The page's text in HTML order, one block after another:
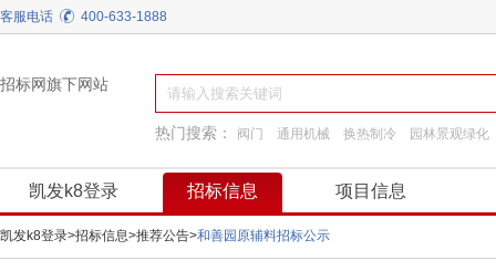
客服电话 400-633-1888
招标网旗下网站
热门搜索： 阀门 通用机械 换热制冷
园林景观绿化
凯发k8登录 招标信息 项目信息
凯发k8登录>招标信息>推荐公告>和善园原辅料招标公示